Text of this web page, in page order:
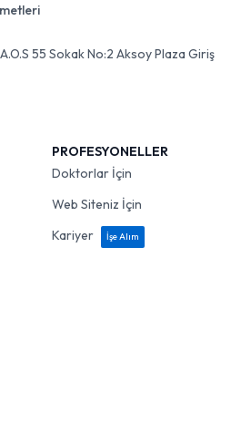
55 Sokak No:2 Aksoy Plaza Giriş
PROFESYONELLER
Doktorlar İçin
Web Siteniz İçin
Kariyer
İşe Alım